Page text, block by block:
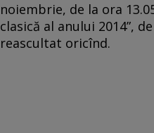
noiembrie, de la ora
clasică al anului 2014”,
reascultat oricînd.